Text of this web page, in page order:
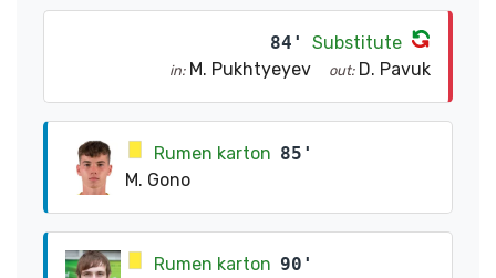
84' Substitute
in: M. Pukhtyeyev out: D. Pavuk
Rumen karton 85'
M. Gono
Rumen karton 90'